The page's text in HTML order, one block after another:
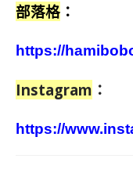
部落格 ：
https://
Instagram ：
https://